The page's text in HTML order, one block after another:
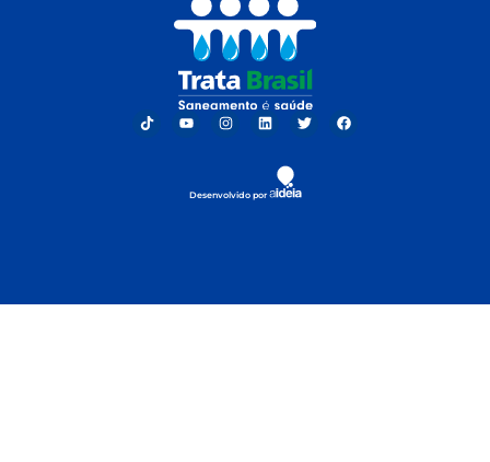
Desenvolvido por